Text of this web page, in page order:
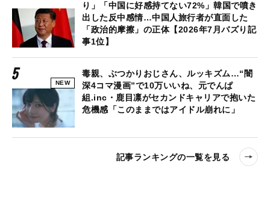
り」「中国に好感持てない72%」韓国で噴き
出した反中感情…中国人旅行者が直面した
「政治的摩擦」の正体【2026年7月バズり記
事1位】
NEW
毒親、ぶつかりおじさん、ルッキズム…“闇
深4コマ漫画”で10万いいね、元でんぱ
組.inc・鹿目凛がセカンドキャリアで抱いた
危機感「このままではアイドル崩れに」
記事ランキングの一覧を見る